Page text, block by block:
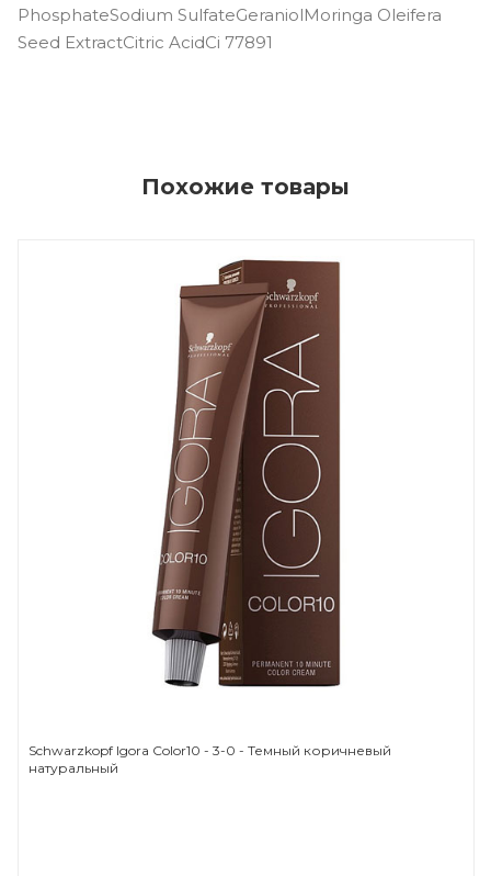
PhosphateSodium SulfateGeraniolMoringa Oleifera
Seed ExtractCitric AcidCi 77891
Похожие товары
Schwarzkopf Igora Color10 - 3-0 - Темный коричневый
натуральный